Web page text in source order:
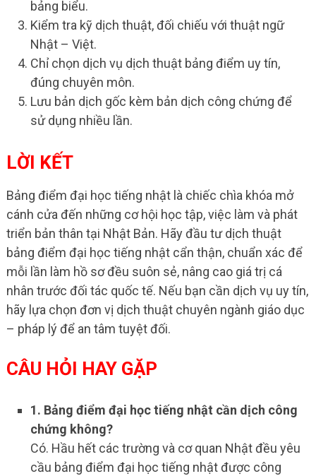
bảng biểu.
Kiểm tra kỹ dịch thuật, đối chiếu với thuật ngữ
Nhật – Việt.
Chỉ chọn dịch vụ dịch thuật bảng điểm uy tín,
đúng chuyên môn.
Lưu bản dịch gốc kèm bản dịch công chứng để
sử dụng nhiều lần.
LỜI KẾT
Bảng điểm đại học tiếng nhật là chiếc chìa khóa mở
cánh cửa đến những cơ hội học tập, việc làm và phát
triển bản thân tại Nhật Bản. Hãy đầu tư dịch thuật
bảng điểm đại học tiếng nhật cẩn thận, chuẩn xác để
mỗi lần làm hồ sơ đều suôn sẻ, nâng cao giá trị cá
nhân trước đối tác quốc tế. Nếu bạn cần dịch vụ uy tín,
hãy lựa chọn đơn vị dịch thuật chuyên ngành giáo dục
– pháp lý để an tâm tuyệt đối.
CÂU HỎI HAY GẶP
1. Bảng điểm đại học tiếng nhật cần dịch công
chứng không?
Có. Hầu hết các trường và cơ quan Nhật đều yêu
cầu bảng điểm đại học tiếng nhật được công